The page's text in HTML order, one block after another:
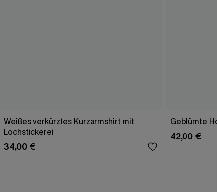
Weißes verkürztes Kurzarmshirt mit
Lochstickerei
34,00 €
Geblümte
42,00 €